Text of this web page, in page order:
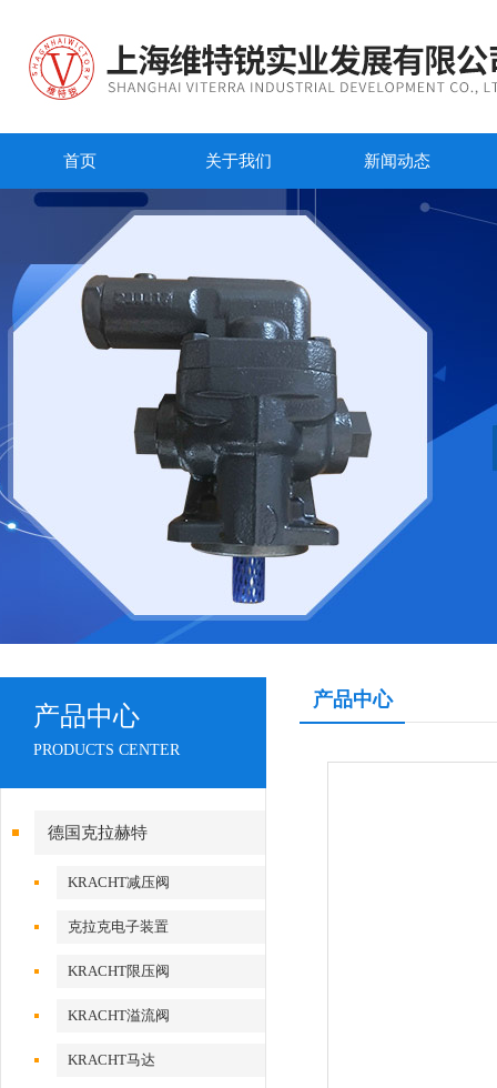
首页 关于我们 新闻动态
产品中心
PRODUCTS CENTER
德国克拉赫特
KRACHT减压阀
克拉克电子装置
KRACHT限压阀
KRACHT溢流阀
KRACHT马达
产品中心